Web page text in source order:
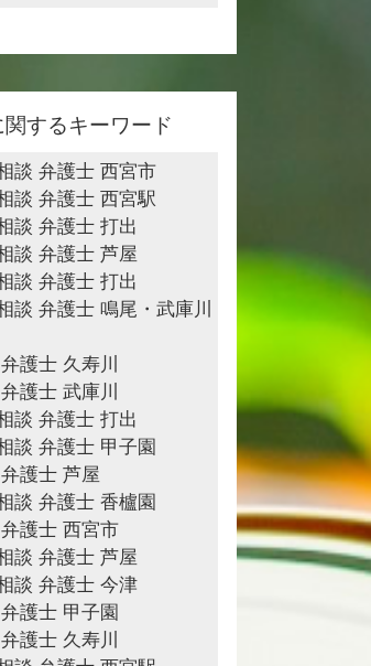
するキーワード
談 弁護士 西宮市
談 弁護士 西宮駅
談 弁護士 打出
談 弁護士 芦屋
談 弁護士 打出
談 弁護士 鳴尾・武庫川
護士 久寿川
護士 武庫川
談 弁護士 打出
談 弁護士 甲子園
護士 芦屋
談 弁護士 香櫨園
護士 西宮市
談 弁護士 芦屋
談 弁護士 今津
護士 甲子園
護士 久寿川